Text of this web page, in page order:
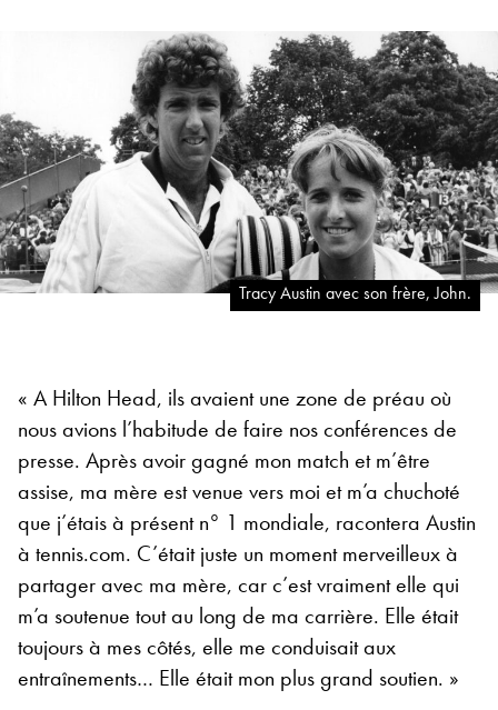
Tracy Austin avec son frère, John.
« A Hilton Head, ils avaient une zone de préau où
nous avions l’habitude de faire nos conférences de
presse. Après avoir gagné mon match et m’être
assise, ma mère est venue vers moi et m’a chuchoté
que j’étais à présent n° 1 mondiale, racontera Austin
à tennis.com. C’était juste un moment merveilleux à
partager avec ma mère, car c’est vraiment elle qui
m’a soutenue tout au long de ma carrière. Elle était
toujours à mes côtés, elle me conduisait aux
entraînements… Elle était mon plus grand soutien. »